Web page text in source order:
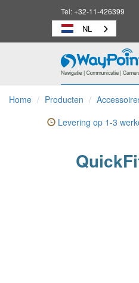
Tel:+32-11-426399
NL
Waypoint
-
naar
homepage
Home Producten
Levering op 1-3